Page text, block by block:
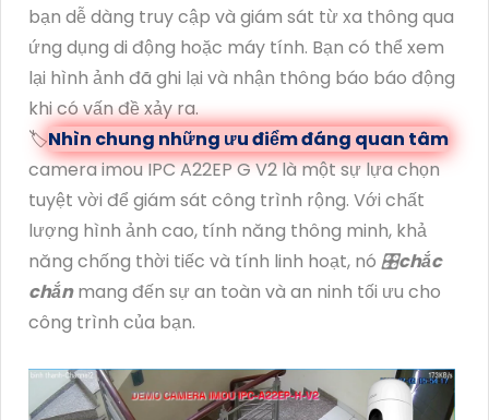
bạn dễ dàng truy cập và giám sát từ xa thông qua
ứng dụng di động hoặc máy tính. Bạn có thể xem
lại hình ảnh đã ghi lại và nhận thông báo báo động
khi có vấn đề xảy ra.
🏷Nhìn chung những ưu điểm đáng quan tâm
camera imou IPC A22EP G V2 là một sự lựa chọn
tuyệt vời để giám sát công trình rộng. Với chất
lượng hình ảnh cao, tính năng thông minh, khả
năng chống thời tiếc và tính linh hoạt, nó 🎛chắc
chắn mang đến sự an toàn và an ninh tối ưu cho
công trình của bạn.